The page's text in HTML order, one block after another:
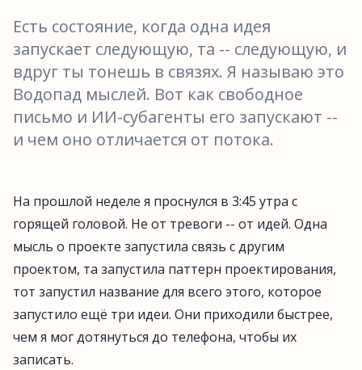
Есть состояние, когда одна идея
запускает следующую, та -- следующую, и
вдруг ты тонешь в связях. Я называю это
Водопад мыслей. Вот как свободное
письмо и ИИ-субагенты его запускают --
и чем оно отличается от потока.
На прошлой неделе я проснулся в 3:45 утра с
горящей головой. Не от тревоги -- от идей. Одна
мысль о проекте запустила связь с другим
проектом, та запустила паттерн проектирования,
тот запустил название для всего этого, которое
запустило ещё три идеи. Они приходили быстрее,
чем я мог дотянуться до телефона, чтобы их
записать.